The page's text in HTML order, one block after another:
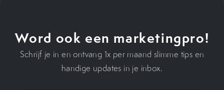
Word ook een marketingpro!
Schrijf je in en ontvang 1x per maand slimme tips en
handige updates in je inbox.